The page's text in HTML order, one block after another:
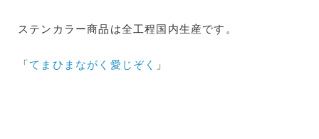
ステンカラー商品は全工程国内生産です。
「てまひまながく愛じぞく 」